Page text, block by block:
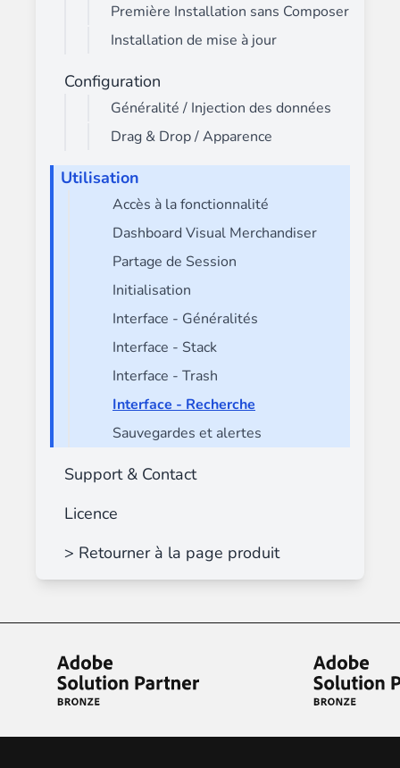
Première Installation sans Composer
Installation de mise à jour
Configuration
Généralité / Injection des données
Drag & Drop / Apparence
Utilisation
Accès à la fonctionnalité
Dashboard Visual Merchandiser
Partage de Session
Initialisation
Interface - Généralités
Interface - Stack
Interface - Trash
Interface - Recherche
Sauvegardes et alertes
Support & Contact
Licence
> Retourner à la page produit